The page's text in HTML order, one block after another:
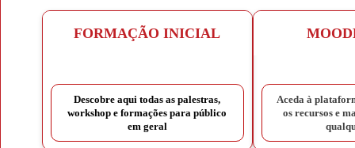
FORMAÇÃO INICIAL
Descobre aqui todas as palestras,
workshop e formações para público
em geral
Aceda à
os recursos e